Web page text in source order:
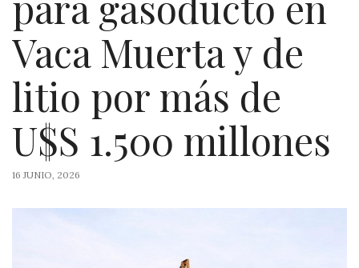
Vaca Muerta y de
litio por más de
U$S 1.500 millones
16 JUNIO, 2026